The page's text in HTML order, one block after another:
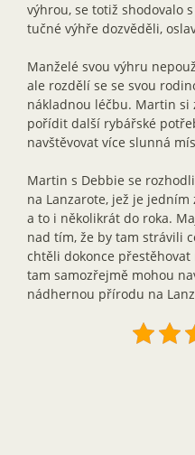
výhrou, se totiž shodovalo
tučné výhře dozvěděli,
Manželé svou výhru
ale rozdělí se se svou
nákladnou léčbu. Martin si
pořídit další rybářské
navštěvovat více slunná
Martin s Debbie se
na Lanzarote, jež je
a to i několikrát do roka.
nad tím, že by tam strávili
chtěli dokonce
tam samozřejmě mohou
nádhernou přírodu na